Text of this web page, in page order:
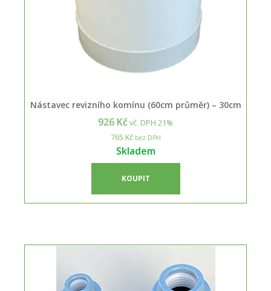
Nástavec revizního komínu (60cm průměr) – 30cm
926 Kčvč. DPH 21%
765 Kčbez DPH
Skladem
KOUPIT